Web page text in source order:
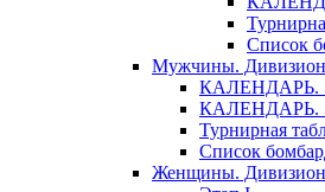
Список
Мужчины.
КАЛЕНДАРЬ.
КАЛЕНДАРЬ.
Турнирная
Список
Женщины. Дивизион